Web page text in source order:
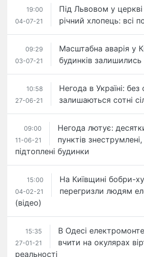
19:00
04-07-21
Під Львовом у
річний хлопець: всі
09:29
03-07-21
Масштабна аварія у
будинків залишились
10:58
27-06-21
Негода в Україні: без
залишаються сотні
09:00
11-06-21
Негода лютує:
пунктів
підтоплені будинки
15:00
04-02-21
На Київщині бобри-
перегризли людям
(відео)
15:35
27-01-21
В Одесі
вчити на окулярах
реальності​